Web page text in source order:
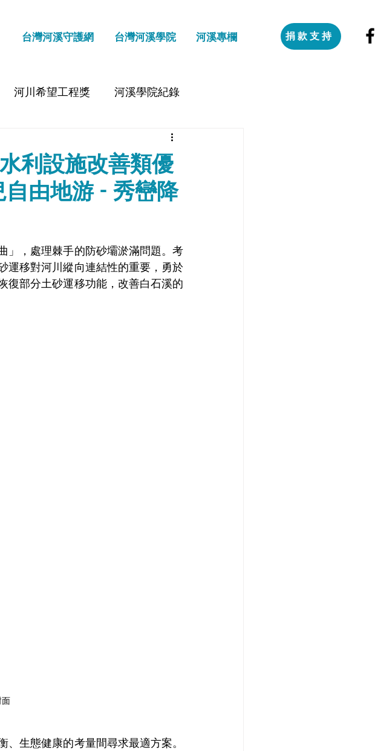
台灣河溪守護網 台灣河溪學院 河溪專欄 捐款支持
河川希望工程獎 河溪學院紀錄
利設施改善類優
由地游 - 秀巒降
」，處理棘手的防砂壩淤滿問題。考
運移對河川縱向連結性的重要，勇於
復部分土砂運移功能，改善白石溪的
生態健康的考量間尋求最適方案。